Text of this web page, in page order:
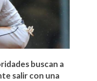
buscan a
salir con una